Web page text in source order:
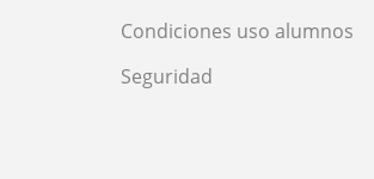
Condiciones uso alumnos
Seguridad